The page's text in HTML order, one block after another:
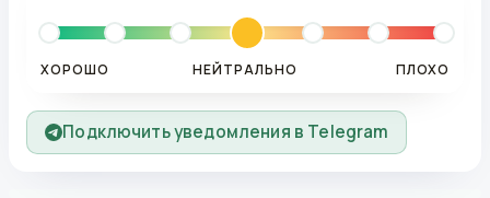
ХОРОШО НЕЙТРАЛЬНО ПЛОХО
Подключить уведомления в Telegram